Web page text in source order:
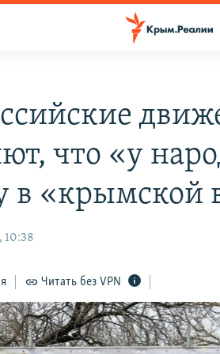
что «у
в «крымской
10:38
Читать без VPN